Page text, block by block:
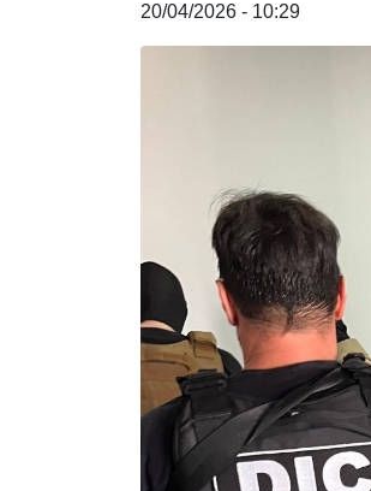
20/04/2026 - 10:29